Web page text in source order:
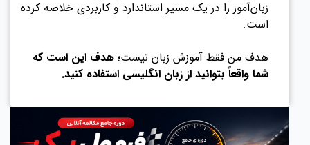
زبان‌آموز را در یک مسیر استاندارد و کاربردی خلاصه کرده
است.
هدف من فقط آموزش زبان نیست؛ هدف این است که
شما واقعاً بتوانید از زبان انگلیسی استفاده کنید.